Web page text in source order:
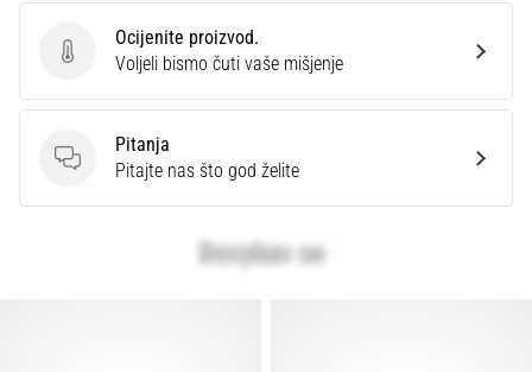
Ocijenite proizvod.
Ocijenite proizvod.
Voljeli bismo čuti vaše mišjenje
Pitanja
Pitanja
Pitajte nas što god želite